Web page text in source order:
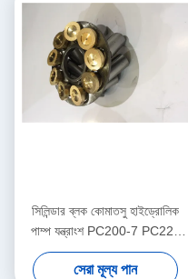
সিলিন্ডার ব্লক কোমাতসু হাইড্রোলিক
পাম্প যন্ত্রাংশ PC200-7 PC220
রোটারি গ্রুপ কিট
সেরা মূল্য পান